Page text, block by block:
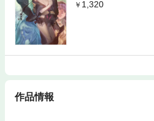
1,320
作品情報